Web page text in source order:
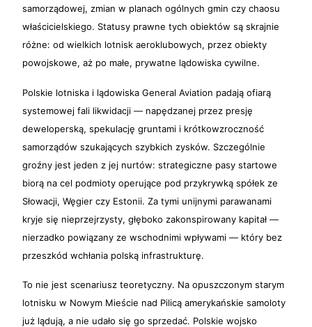
samorządowej, zmian w planach ogólnych gmin czy chaosu
właścicielskiego. Statusy prawne tych obiektów są skrajnie
różne: od wielkich lotnisk aeroklubowych, przez obiekty
powojskowe, aż po małe, prywatne lądowiska cywilne.
Polskie lotniska i lądowiska General Aviation padają ofiarą
systemowej fali likwidacji — napędzanej przez presję
deweloperską, spekulację gruntami i krótkowzroczność
samorządów szukających szybkich zysków. Szczególnie
groźny jest jeden z jej nurtów: strategiczne pasy startowe
biorą na cel podmioty operujące pod przykrywką spółek ze
Słowacji, Węgier czy Estonii. Za tymi unijnymi parawanami
kryje się nieprzejrzysty, głęboko zakonspirowany kapitał —
nierzadko powiązany ze wschodnimi wpływami — który bez
przeszkód wchłania polską infrastrukturę.
To nie jest scenariusz teoretyczny. Na opuszczonym starym
lotnisku w Nowym Mieście nad Pilicą amerykańskie samoloty
już lądują, a nie udało się go sprzedać. Polskie wojsko